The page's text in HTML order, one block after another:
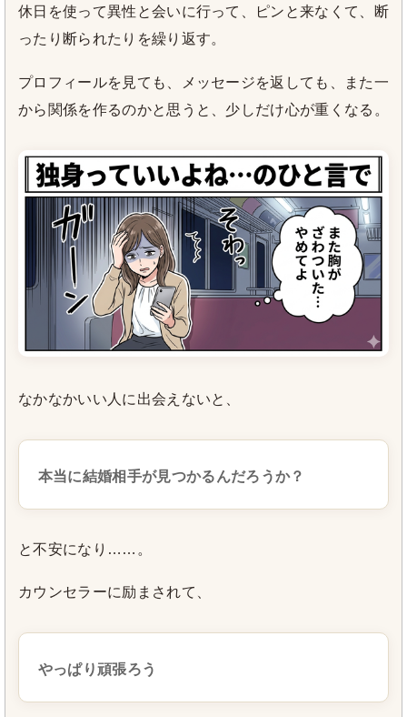
休日を使って異性と会いに行って、ピンと来なくて、断
ったり断られたりを繰り返す。
プロフィールを見ても、メッセージを返しても、また一
から関係を作るのかと思うと、少しだけ心が重くなる。
なかなかいい人に出会えないと、
本当に結婚相手が見つかるんだろうか？
と不安になり……。
カウンセラーに励まされて、
やっぱり頑張ろう